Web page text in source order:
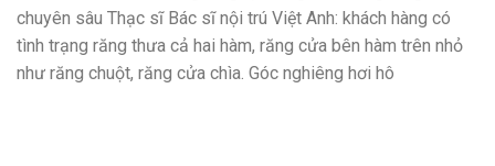
chuyên sâu Thạc sĩ Bác sĩ nội trú Việt Anh: khách hàng có
tình trạng răng thưa cả hai hàm, răng cửa bên hàm trên nhỏ
như răng chuột, răng cửa chìa. Góc nghiêng hơi hô